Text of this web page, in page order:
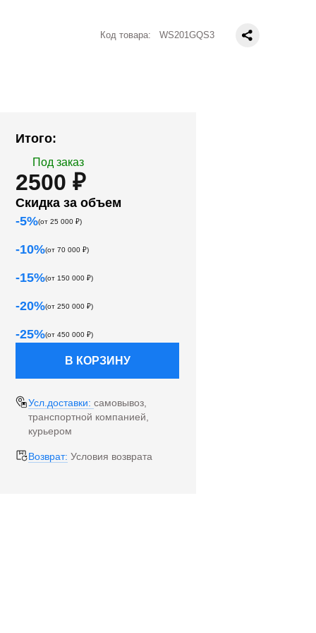
Код товара: WS201GQS3
Итого:
Под заказ
2500 ₽
Скидка за объем
-5%(от25 000 ₽)
-10%(от70 000 ₽)
-15%(от 150 000 ₽)
-20%(от250 000 ₽)
-25%(от450 000 ₽)
В КОРЗИНУ
Усл.доставки:самовывоз,
транспортной компанией,
курьером
Возврат: Условия возврата